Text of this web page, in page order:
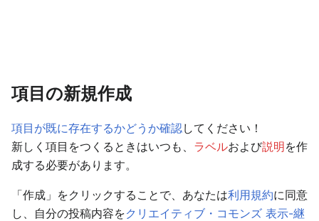
項目の新規作成
項目が既に存在するかどうか確認してください！
新しく項目をつくるときはいつも、 ラベルおよび説明を作
成する必要があります。
「作成」をクリックすることで、あなたは利用規約に同意
し、自分の投稿内容をクリエイティブ・コモンズ 表示-継